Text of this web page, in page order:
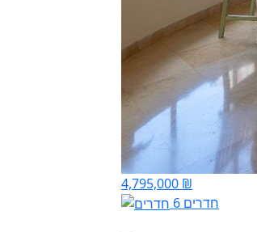
4,795,000 ₪
6 חדרים